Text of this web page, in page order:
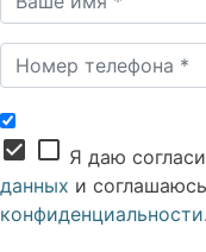
check_box check_box_outline_blank Я даю
данных и
конфиденциальности.